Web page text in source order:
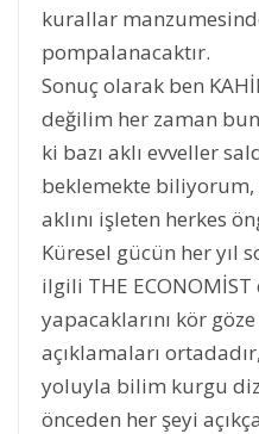
kurallar
pompalanacaktır.
Sonuç olarak ben
değilim her zaman
ki bazı aklı evveller
beklemekte biliyorum,
aklını işleten herkes
Küresel gücün her yıl
ilgili THE ECONOMİST
yapacaklarını kör göze
açıklamaları
yoluyla bilim kurgu
önceden her şeyi